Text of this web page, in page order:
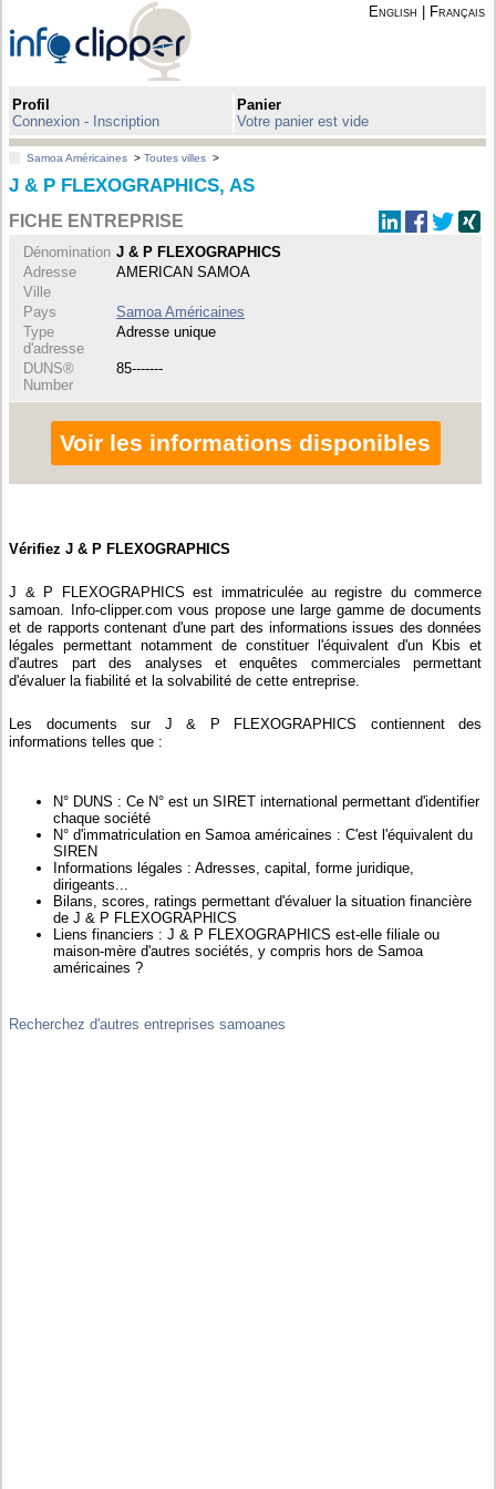
English Français
Profil
Connexion - Inscription
Panier
Votre panier est vide
Samoa Américaines >Toutes villes >
J & P FLEXOGRAPHICS, AS
FICHE ENTREPRISE
Dénomination J & P FLEXOGRAPHICS
Adresse
AMERICAN SAMOA
Ville
Pays
Samoa Américaines
Type
d'adresse
Adresse unique
DUNS®
Number
85-------
Voir les informations disponibles
Vérifiez J & P FLEXOGRAPHICS
J & P FLEXOGRAPHICS est immatriculée au registre du commerce
samoan. Info-clipper.com vous propose une large gamme de documents
et de rapports contenant d'une part des informations issues des données
légales permettant notamment de constituer l'équivalent d'un Kbis et
d'autres part des analyses et enquêtes commerciales permettant
d'évaluer la fiabilité et la solvabilité de cette entreprise.
Les documents sur J & P FLEXOGRAPHICS contiennent des
informations telles que :
N° DUNS : Ce N° est un SIRET international permettant d'identifier
chaque société
N° d'immatriculation en Samoa américaines : C'est l'équivalent du
SIREN
Informations légales : Adresses, capital, forme juridique,
dirigeants...
Bilans, scores, ratings permettant d'évaluer la situation financière
de J & P FLEXOGRAPHICS
Liens financiers : J & P FLEXOGRAPHICS est-elle filiale ou
maison-mère d'autres sociétés, y compris hors de Samoa
américaines ?
Recherchez d'autres entreprises samoanes